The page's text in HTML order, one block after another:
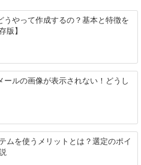
うやって作成するの？基本と特徴を
版】
ールの画像が表示されない！どうし
ムを使うメリットとは？選定のポイ